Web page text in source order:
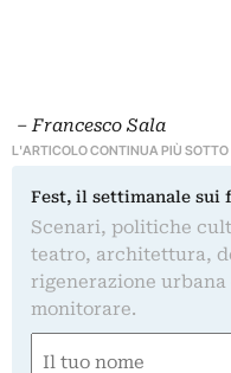
– Francesco Sala
L'ARTICOLO CONTINUA PIÙ SOTTO
Fest, il settimanale
Scenari, politiche
teatro, architettura,
rigenerazione
monitorare.